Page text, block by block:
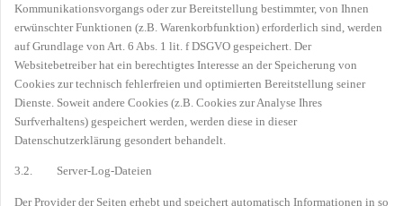
Kommunikationsvorgangs oder zur Bereitstellung bestimmter, von Ihnen
erwünschter Funktionen (z.B. Warenkorbfunktion) erforderlich sind, werden
auf Grundlage von Art. 6 Abs. 1 lit. f DSGVO gespeichert. Der
Websitebetreiber hat ein berechtigtes Interesse an der Speicherung von
Cookies zur technisch fehlerfreien und optimierten Bereitstellung seiner
Dienste. Soweit andere Cookies (z.B. Cookies zur Analyse Ihres
Surfverhaltens) gespeichert werden, werden diese in dieser
Datenschutzerklärung gesondert behandelt.
3.2. Server-Log-Dateien
Der Provider der Seiten erhebt und speichert automatisch Informationen in so